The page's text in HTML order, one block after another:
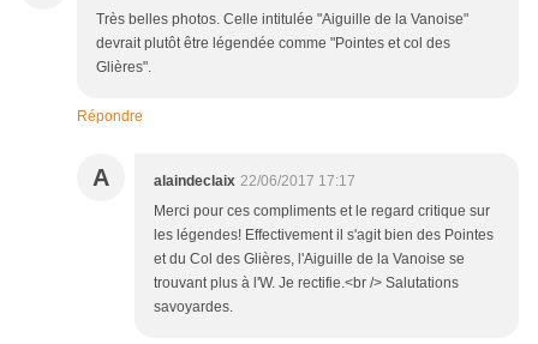
Très belles photos. Celle intitulée "Aiguille de la Vanoise"
devrait plutôt être légendée comme "Pointes et col des
Glières".
Répondre
A alaindeclaix 22/06/2017 17:17
Merci pour ces compliments et le regard critique sur
les légendes! Effectivement il s'agit bien des Pointes
et du Col des Glières, l'Aiguille de la Vanoise se
trouvant plus à l'W. Je rectifie.<br /> Salutations
savoyardes.